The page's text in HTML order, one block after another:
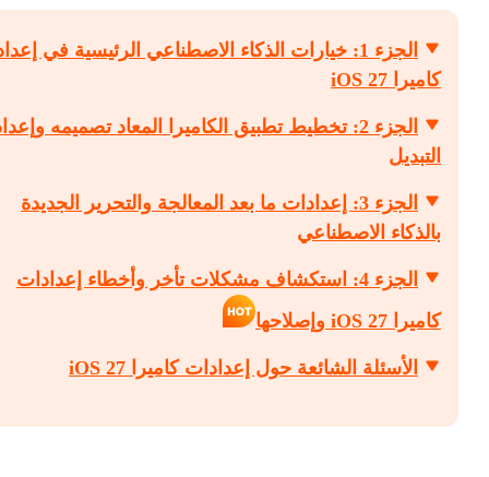
الجزء 1: خيارات الذكاء الاصطناعي الرئيسية في
كاميرا iOS 27
الجزء 2: تخطيط تطبيق الكاميرا المعاد تصميمه
التبديل
الجزء 3: إعدادات ما بعد المعالجة والتحرير الجديدة
بالذكاء الاصطناعي
الجزء 4: استكشاف مشكلات تأخر وأخطاء إعدادات
كاميرا iOS 27 وإصلاحها
الأسئلة الشائعة حول إعدادات كاميرا iOS 27